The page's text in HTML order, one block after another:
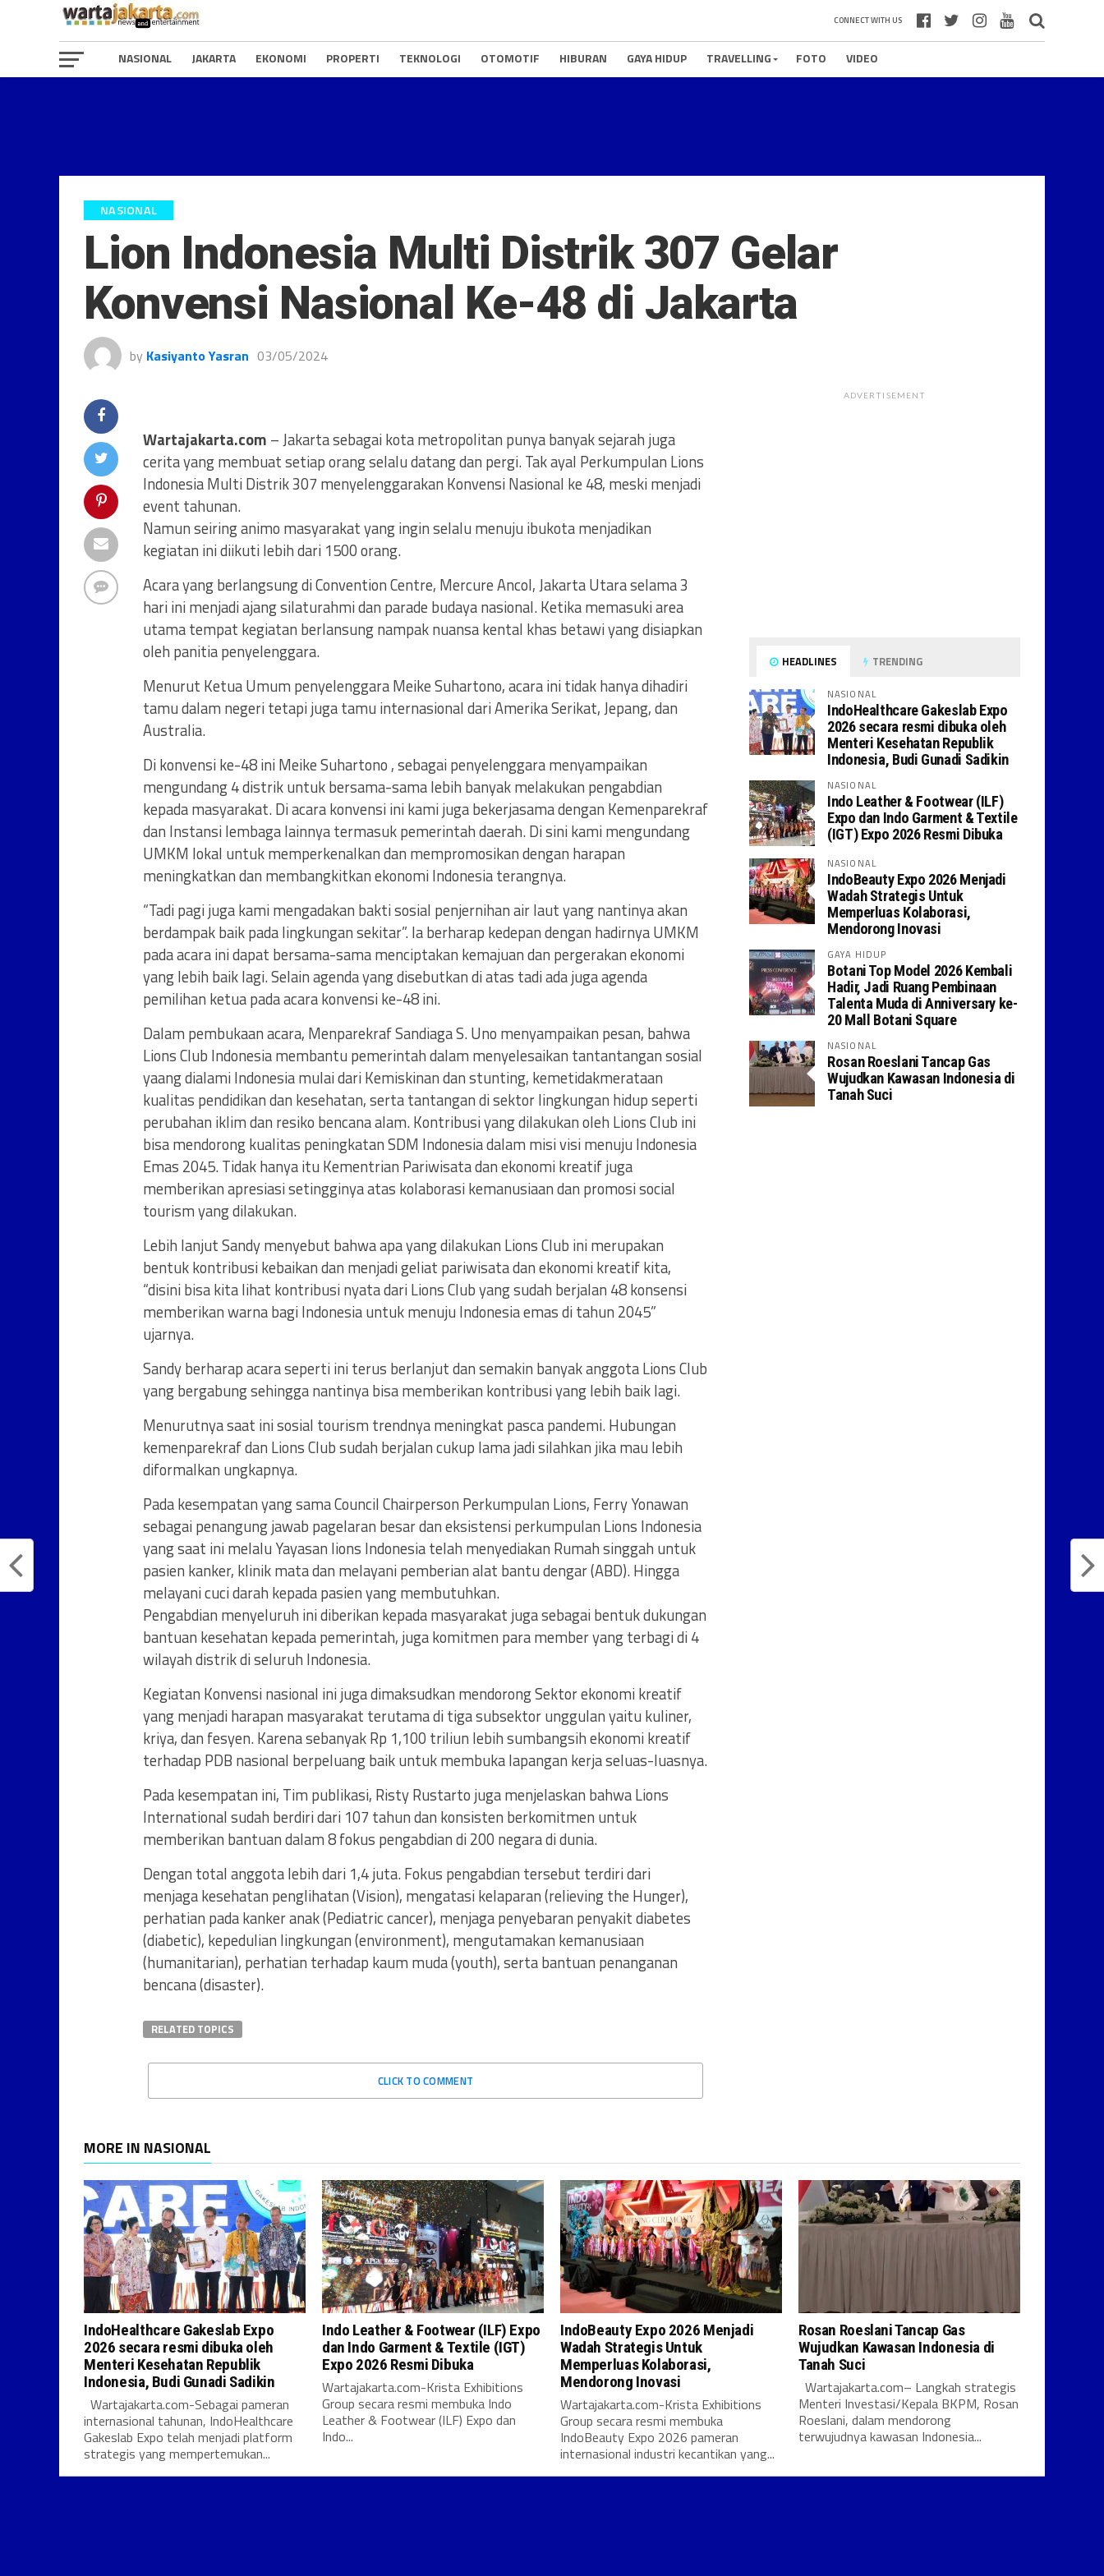
CONNECT WITH US
NASIONAL JAKARTA EKONOMI PROPERTI TEKNOLOGI OTOMOTIF HIBURAN GAYA HIDUP TRAVELLING FOTO VIDEO
NASIONAL
Lion Indonesia Multi Distrik 307 Gelar
Konvensi Nasional Ke-48 di Jakarta
by Kasiyanto Yasran 03/05/2024
Wartajakarta.com – Jakarta sebagai kota metropolitan punya banyak sejarah juga
cerita yang membuat setiap orang selalu datang dan pergi. Tak ayal Perkumpulan Lions
Indonesia Multi Distrik 307 menyelenggarakan Konvensi Nasional ke 48, meski menjadi
event tahunan.
Namun seiring animo masyarakat yang ingin selalu menuju ibukota menjadikan
kegiatan ini diikuti lebih dari 1500 orang.
Acara yang berlangsung di Convention Centre, Mercure Ancol, Jakarta Utara selama 3
hari ini menjadi ajang silaturahmi dan parade budaya nasional. Ketika memasuki area
utama tempat kegiatan berlansung nampak nuansa kental khas betawi yang disiapkan
oleh panitia penyelenggara.
Menurut Ketua Umum penyelenggara Meike Suhartono, acara ini tidak hanya dihadiri
tamu dalam negeri tetapi juga tamu internasional dari Amerika Serikat, Jepang, dan
Australia.
Di konvensi ke-48 ini Meike Suhartono , sebagai penyelenggara menyampaikan
mengundang 4 distrik untuk bersama-sama lebih banyak melakukan pengabdian
kepada masyarakat. Di acara konvensi ini kami juga bekerjasama dengan Kemenparekraf
dan Instansi lembaga lainnya termasuk pemerintah daerah. Di sini kami mengundang
UMKM lokal untuk memperkenalkan dan mempromosikan dengan harapan
meningkatkan dan membangkitkan ekonomi Indonesia terangnya.
“Tadi pagi juga kami mengadakan bakti sosial penjernihan air laut yang nantinya akan
berdampak baik pada lingkungan sekitar”. Ia berharap kedepan dengan hadirnya UMKM
pada acara ini dapat bersama-sama menciptakan kemajuan dan pergerakan ekonomi
yang lebih baik lagi. Selain agenda yang disebutkan di atas tadi ada juga agenda
pemilihan ketua pada acara konvensi ke-48 ini.
Dalam pembukaan acara, Menparekraf Sandiaga S. Uno menyampaikan pesan, bahwa
Lions Club Indonesia membantu pemerintah dalam menyelesaikan tantantangan sosial
yaang dialami Indonesia mulai dari Kemiskinan dan stunting, kemetidakmerataan
kualitas pendidikan dan kesehatan, serta tantangan di sektor lingkungan hidup seperti
perubahan iklim dan resiko bencana alam. Kontribusi yang dilakukan oleh Lions Club ini
bisa mendorong kualitas peningkatan SDM Indonesia dalam misi visi menuju Indonesia
Emas 2045. Tidak hanya itu Kementrian Pariwisata dan ekonomi kreatif juga
memberikan apresiasi setingginya atas kolaborasi kemanusiaan dan promosi social
tourism yang dilakukan.
Lebih lanjut Sandy menyebut bahwa apa yang dilakukan Lions Club ini merupakan
bentuk kontribusi kebaikan dan menjadi geliat pariwisata dan ekonomi kreatif kita,
“disini bisa kita lihat kontribusi nyata dari Lions Club yang sudah berjalan 48 konsensi
memberikan warna bagi Indonesia untuk menuju Indonesia emas di tahun 2045”
ujarnya.
Sandy berharap acara seperti ini terus berlanjut dan semakin banyak anggota Lions Club
yang bergabung sehingga nantinya bisa memberikan kontribusi yang lebih baik lagi.
Menurutnya saat ini sosial tourism trendnya meningkat pasca pandemi. Hubungan
kemenparekraf dan Lions Club sudah berjalan cukup lama jadi silahkan jika mau lebih
diformalkan ungkapnya.
Pada kesempatan yang sama Council Chairperson Perkumpulan Lions, Ferry Yonawan
sebagai penangung jawab pagelaran besar dan eksistensi perkumpulan Lions Indonesia
yang saat ini melalu Yayasan lions Indonesia telah menyediakan Rumah singgah untuk
pasien kanker, klinik mata dan melayani pemberian alat bantu dengar (ABD). Hingga
melayani cuci darah kepada pasien yang membutuhkan.
Pengabdian menyeluruh ini diberikan kepada masyarakat juga sebagai bentuk dukungan
bantuan kesehatan kepada pemerintah, juga komitmen para member yang terbagi di 4
wilayah distrik di seluruh Indonesia.
Kegiatan Konvensi nasional ini juga dimaksudkan mendorong Sektor ekonomi kreatif
yang menjadi harapan masyarakat terutama di tiga subsektor unggulan yaitu kuliner,
kriya, dan fesyen. Karena sebanyak Rp 1,100 triliun lebih sumbangsih ekonomi kreatif
terhadap PDB nasional berpeluang baik untuk membuka lapangan kerja seluas-luasnya.
Pada kesempatan ini, Tim publikasi, Risty Rustarto juga menjelaskan bahwa Lions
International sudah berdiri dari 107 tahun dan konsisten berkomitmen untuk
memberikan bantuan dalam 8 fokus pengabdian di 200 negara di dunia.
Dengan total anggota lebih dari 1,4 juta. Fokus pengabdian tersebut terdiri dari
menjaga kesehatan penglihatan (Vision), mengatasi kelaparan (relieving the Hunger),
perhatian pada kanker anak (Pediatric cancer), menjaga penyebaran penyakit diabetes
(diabetic), kepedulian lingkungan (environment), mengutamakan kemanusiaan
(humanitarian), perhatian terhadap kaum muda (youth), serta bantuan penanganan
bencana (disaster).
RELATED TOPICS
CLICK TO COMMENT
ADVERTISEMENT
HEADLINES TRENDING
NASIONAL
IndoHealthcare Gakeslab Expo
2026 secara resmi dibuka oleh
Menteri Kesehatan Republik
Indonesia, Budi Gunadi Sadikin
NASIONAL
Indo Leather & Footwear (ILF)
Expo dan Indo Garment & Textile
(IGT) Expo 2026 Resmi Dibuka
NASIONAL
IndoBeauty Expo 2026 Menjadi
Wadah Strategis Untuk
Memperluas Kolaborasi,
Mendorong Inovasi
GAYA HIDUP
Botani Top Model 2026 Kembali
Hadir, Jadi Ruang Pembinaan
Talenta Muda di Anniversary ke-
20 Mall Botani Square
NASIONAL
Rosan Roeslani Tancap Gas
Wujudkan Kawasan Indonesia di
Tanah Suci
MORE IN NASIONAL
IndoHealthcare Gakeslab Expo
2026 secara resmi dibuka oleh
Menteri Kesehatan Republik
Indonesia, Budi Gunadi Sadikin
Wartajakarta.com-Sebagai pameran
internasional tahunan, IndoHealthcare
Gakeslab Expo telah menjadi platform
strategis yang mempertemukan...
Indo Leather & Footwear (ILF) Expo
dan Indo Garment & Textile (IGT)
Expo 2026 Resmi Dibuka
Wartajakarta.com-Krista Exhibitions
Group secara resmi membuka Indo
Leather & Footwear (ILF) Expo dan
Indo...
IndoBeauty Expo 2026 Menjadi
Wadah Strategis Untuk
Memperluas Kolaborasi,
Mendorong Inovasi
Wartajakarta.com-Krista Exhibitions
Group secara resmi membuka
IndoBeauty Expo 2026 pameran
internasional industri kecantikan yang...
Rosan Roeslani Tancap Gas
Wujudkan Kawasan Indonesia di
Tanah Suci
Wartajakarta.com– Langkah strategis
Menteri Investasi/Kepala BKPM, Rosan
Roeslani, dalam mendorong
terwujudnya kawasan Indonesia...